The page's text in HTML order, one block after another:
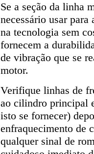
Se a seção da linha
necessário usar
na tecnologia sem
fornecem a
de vibração que se
motor.
Verifique linhas de
ao cilindro principal
isto se fornecer)
enfraquecimento de
qualquer sinal de